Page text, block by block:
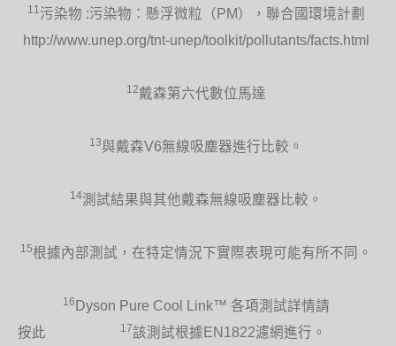
11 污染物 :污染物：懸浮微粒（PM），聯合國環境計劃
http://www.unep.org/tnt-unep/toolkit/pollutants/facts.html
12戴森第六代數位馬達
13與戴森V6無線吸塵器進行比較。
14測試結果與其他戴森無線吸塵器比較。
15根據內部測試，在特定情況下實際表現可能有所不同。
16 Dyson Pure Cool Link™ 各項測試詳情請
按此
17該測試根據EN1822濾網進行。